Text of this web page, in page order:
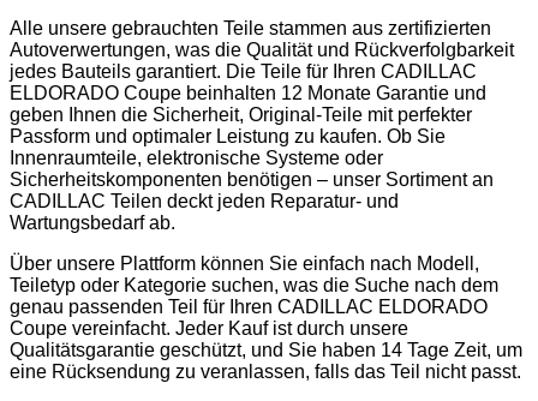
Alle unsere gebrauchten Teile stammen aus zertifizierten
Autoverwertungen, was die Qualität und Rückverfolgbarkeit
jedes Bauteils garantiert. Die Teile für Ihren CADILLAC
ELDORADO Coupe beinhalten 12 Monate Garantie und
geben Ihnen die Sicherheit, Original-Teile mit perfekter
Passform und optimaler Leistung zu kaufen. Ob Sie
Innenraumteile, elektronische Systeme oder
Sicherheitskomponenten benötigen – unser Sortiment an
CADILLAC Teilen deckt jeden Reparatur- und
Wartungsbedarf ab.
Über unsere Plattform können Sie einfach nach Modell,
Teiletyp oder Kategorie suchen, was die Suche nach dem
genau passenden Teil für Ihren CADILLAC ELDORADO
Coupe vereinfacht. Jeder Kauf ist durch unsere
Qualitätsgarantie geschützt, und Sie haben 14 Tage Zeit, um
eine Rücksendung zu veranlassen, falls das Teil nicht passt.